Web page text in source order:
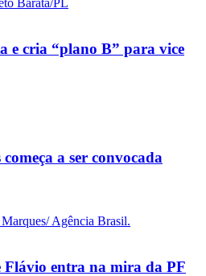
e cria “plano B” para vice
a ser convocada
Flávio entra na mira da PF